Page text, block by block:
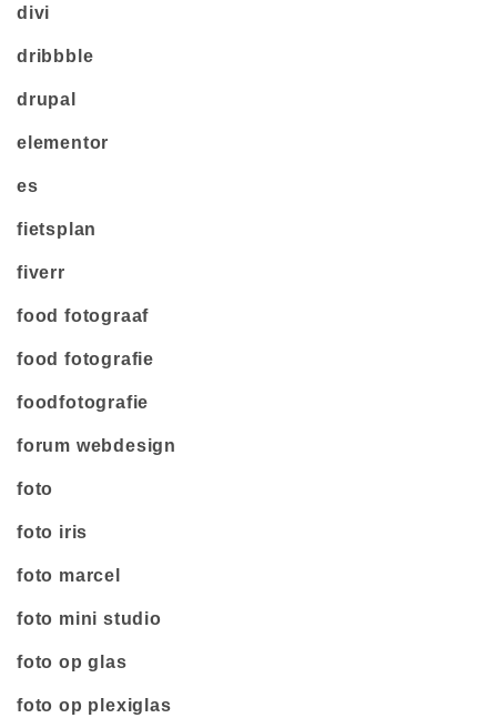
divi
dribbble
drupal
elementor
es
fietsplan
fiverr
food fotograaf
food fotografie
foodfotografie
forum webdesign
foto
foto iris
foto marcel
foto mini studio
foto op glas
foto op plexiglas